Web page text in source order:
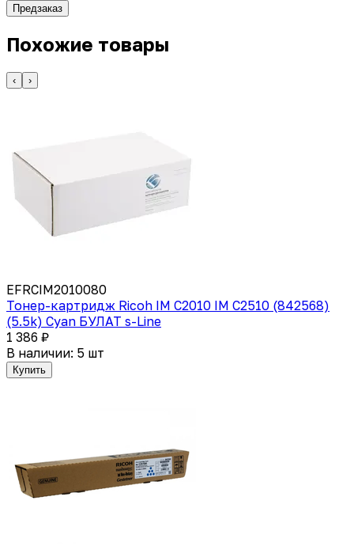
Предзаказ
Похожие товары
‹ ›
EFRCIM2010080
Тонер-картридж Ricoh IM C2010 IM C2510 (842568)
(5.5k) Cyan БУЛАТ s-Line
1 386 ₽
В наличии: 5 шт
Купить